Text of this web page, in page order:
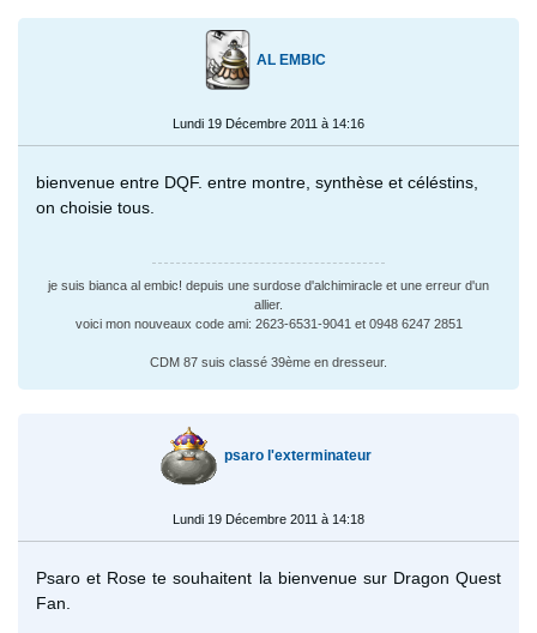
AL EMBIC
Lundi 19 Décembre 2011 à 14:16
bienvenue entre DQF. entre montre, synthèse et céléstins,
on choisie tous.
je suis bianca al embic! depuis une surdose d'alchimiracle et une erreur d'un
allier.
voici mon nouveaux code ami: 2623-6531-9041 et 0948 6247 2851
CDM 87 suis classé 39ème en dresseur.
psaro l'exterminateur
Lundi 19 Décembre 2011 à 14:18
Psaro et Rose te souhaitent la bienvenue sur Dragon Quest
Fan.